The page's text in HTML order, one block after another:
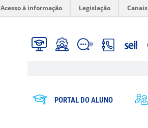
Acesso à informação Legislação Canais
PORTAL DO ALUNO